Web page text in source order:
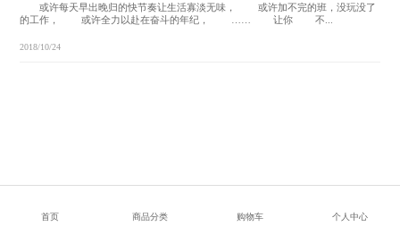
或许每天早出晚归的快节奏让生活寡淡无味， 或许加不完的班，没玩没了
的工作， 或许全力以赴在奋斗的年纪， …… 让你 不...
2018/10/24
首页 商品分类 购物车 个人中心